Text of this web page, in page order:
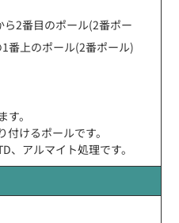
ら2番目のポール(2番ポー
1番上のポール(2番ポール)
。
けるポールです。
、アルマイト処理です。